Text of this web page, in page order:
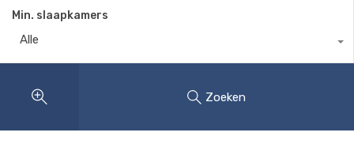
Min. slaapkamers
Alle
Zoeken